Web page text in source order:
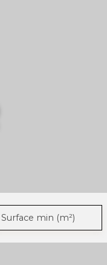
Surface min (m²)